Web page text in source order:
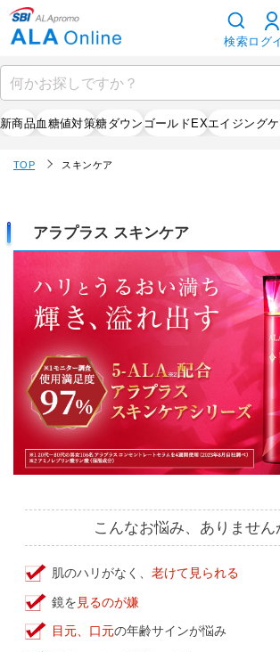
新商品血糖値対策糖ダウンゴールドEXエイジング
検索ログ
TOP スキンケア
アラプラス スキンケア
こんなお悩み、ありません
肌のハリがなく、 老けて見られる
鏡を 見るのが嫌
目元、口元の年齢サインが悩み